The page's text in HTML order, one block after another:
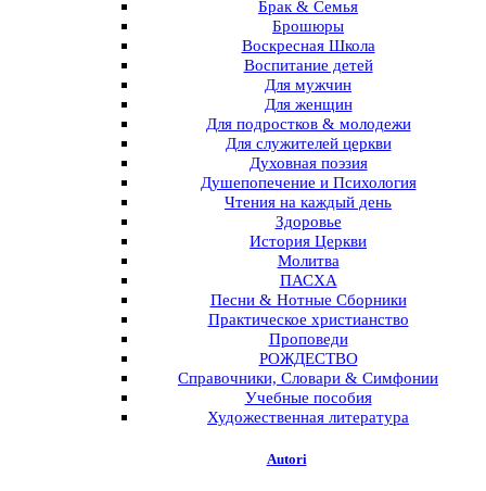
Брак & Семья
Брошюры
Воскресная Школа
Воспитание детей
Для мужчин
Для женщин
Для подростков & молодежи
Для служителей церкви
Духовная поэзия
Душепопечение и Психология
Чтения на каждый день
Здоровье
История Церкви
Молитва
ПАСХА
Песни & Нотные Сборники
Практическое христианство
Проповеди
РОЖДЕСТВО
Справочники, Словари & Симфонии
Учебные пособия
Художественная литература
Autori